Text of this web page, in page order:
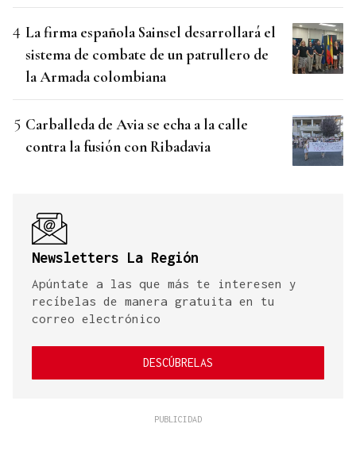
La firma española Sainsel desarrollará el
sistema de combate de un patrullero de
la Armada colombiana
Carballeda de Avia se echa a la calle
contra la fusión con Ribadavia
Newsletters La Región
Apúntate a las que más te interesen y
recíbelas de manera gratuita en tu
correo electrónico
DESCÚBRELAS